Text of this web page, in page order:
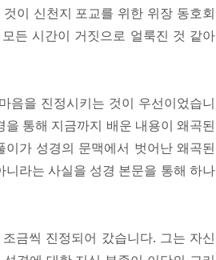
이 신천지 포교를 위한 위장 동호회
든 시간이 거짓으로 얼룩진 것 같아
음을 진정시키는 것이 우선이었습니
통해 지금까지 배운 내용이 왜곡된
가 성경의 문맥에서 벗어난 왜곡된
라는 사실을 성경 본문을 통해 하나
금씩 진정되어 갔습니다. 그는 자신